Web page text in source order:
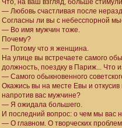
Что, на ваш взгляд, больше
— Любовь счастливая после
Согласны ли вы с небесспорной
— Во имя мужчин тоже.
Почему?
— Потому что я женщина.
На улице вы встречаете самого
должность, поездку в Париж... Что
— Самого обыкновенного
Окажись вы на месте Евы и
напротив вас мужчине?
— Я ожидала большего.
И последний вопрос: о чем мы вас
— О главном. О творческих